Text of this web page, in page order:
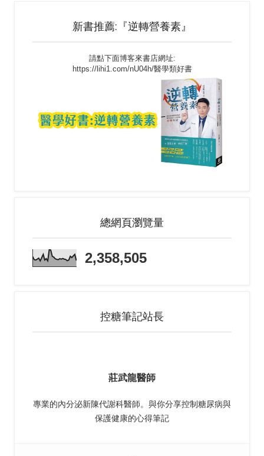
新書推薦:『逆轉營養素』
請點下面博客來書店網址:
https://lihi1.com/nU04h/醫學類好書
總網頁瀏覽量
2,358,505
控糖筆記站長
莊武龍醫師
專業的內分泌新陳代謝科醫師。與你分享控制糖尿病與
保護健康的心得筆記